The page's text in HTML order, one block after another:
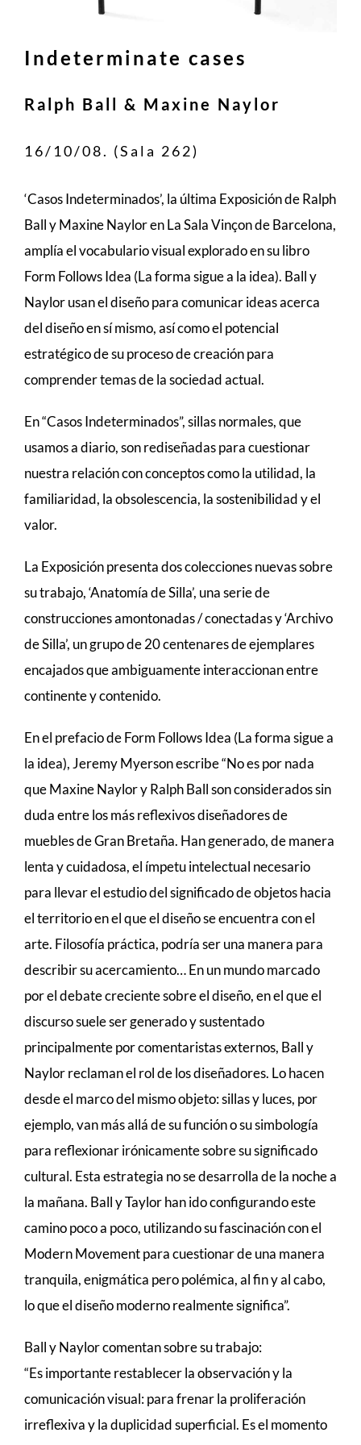
Indeterminate cases
Ralph Ball & Maxine Naylor
16/10/08. (Sala 262)
‘Casos Indeterminados’, la última Exposición de Ralph
Ball y Maxine Naylor en La Sala Vinçon de Barcelona,
amplía el vocabulario visual explorado en su libro
Form Follows Idea (La forma sigue a la idea). Ball y
Naylor usan el diseño para comunicar ideas acerca
del diseño en sí mismo, así como el potencial
estratégico de su proceso de creación para
comprender temas de la sociedad actual.
En “Casos Indeterminados”, sillas normales, que
usamos a diario, son rediseñadas para cuestionar
nuestra relación con conceptos como la utilidad, la
familiaridad, la obsolescencia, la sostenibilidad y el
valor.
La Exposición presenta dos colecciones nuevas sobre
su trabajo, ‘Anatomía de Silla’, una serie de
construcciones amontonadas / conectadas y ‘Archivo
de Silla’, un grupo de 20 centenares de ejemplares
encajados que ambiguamente interaccionan entre
continente y contenido.
En el prefacio de Form Follows Idea (La forma sigue a
la idea), Jeremy Myerson escribe “No es por nada
que Maxine Naylor y Ralph Ball son considerados sin
duda entre los más reflexivos diseñadores de
muebles de Gran Bretaña. Han generado, de manera
lenta y cuidadosa, el ímpetu intelectual necesario
para llevar el estudio del significado de objetos hacia
el territorio en el que el diseño se encuentra con el
arte. Filosofía práctica, podría ser una manera para
describir su acercamiento… En un mundo marcado
por el debate creciente sobre el diseño, en el que el
discurso suele ser generado y sustentado
principalmente por comentaristas externos, Ball y
Naylor reclaman el rol de los diseñadores. Lo hacen
desde el marco del mismo objeto: sillas y luces, por
ejemplo, van más allá de su función o su simbología
para reflexionar irónicamente sobre su significado
cultural. Esta estrategia no se desarrolla de la noche a
la mañana. Ball y Taylor han ido configurando este
camino poco a poco, utilizando su fascinación con el
Modern Movement para cuestionar de una manera
tranquila, enigmática pero polémica, al fin y al cabo,
lo que el diseño moderno realmente significa”.
Ball y Naylor comentan sobre su trabajo:
“Es importante restablecer la observación y la
comunicación visual: para frenar la proliferación
irreflexiva y la duplicidad superficial. Es el momento